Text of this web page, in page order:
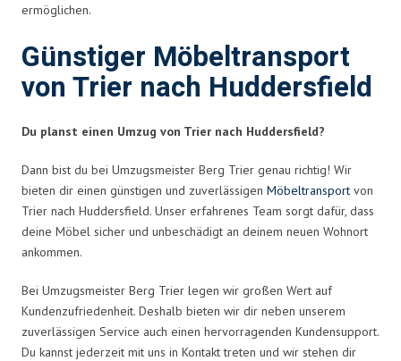
ermöglichen.
Günstiger Möbeltransport
von Trier nach Huddersfield
Du planst einen Umzug von Trier nach Huddersfield?
Dann bist du bei Umzugsmeister Berg Trier genau richtig! Wir
bieten dir einen günstigen und zuverlässigen Möbeltransport von
Trier nach Huddersfield. Unser erfahrenes Team sorgt dafür, dass
deine Möbel sicher und unbeschädigt an deinem neuen Wohnort
ankommen.
Bei Umzugsmeister Berg Trier legen wir großen Wert auf
Kundenzufriedenheit. Deshalb bieten wir dir neben unserem
zuverlässigen Service auch einen hervorragenden Kundensupport.
Du kannst jederzeit mit uns in Kontakt treten und wir stehen dir